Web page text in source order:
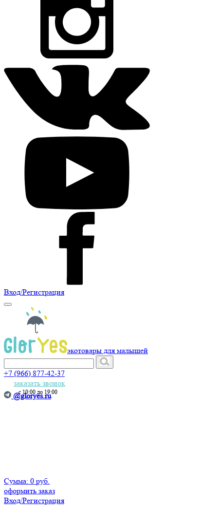
Вход/Регистрация
экотовары для малышей
+7 (966) 877-42-37
заказать звонок
с 10:00 до 19:00
@gloryes.ru
Сумма: 0 руб.
оформить заказ
Вход/Регистрация